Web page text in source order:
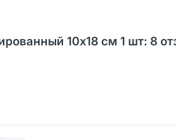
10х18 см 1 шт: 8